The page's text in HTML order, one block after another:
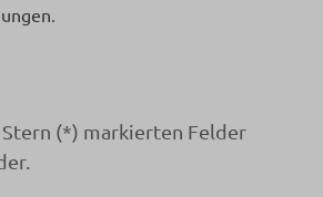
.
(*) markierten Felder